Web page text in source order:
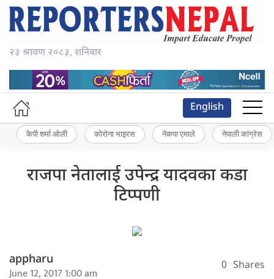
२३ श्रावण २०८३, शनिबार
English
केपी शर्मा ओली कोरोना भाइरस नेकपा एमाले नेपाली कांग्रेस
राजपा नेतालाई उपेन्द्र यादवका कडा
टिप्पणी
appharu
June 12, 2017 1:00 am 0 Shares